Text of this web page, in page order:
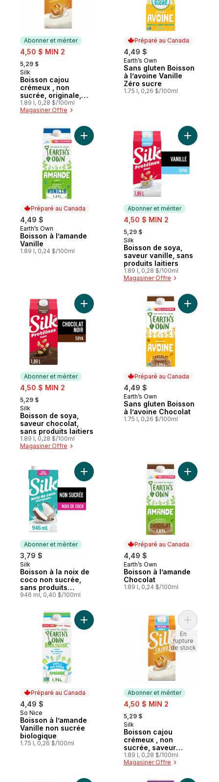
Abonner et mériter
sale:
4,50 $ MIN 2
, formerly:
5,29 $
Abonner et mériter
Silk
Boisson cajou
crémeux , non
sucrée, originale,
sans produits laitiers
1.89 l, 0,28 $/100ml
Magasiner Offre
Préparé au Canada
4,49 $
Préparé au Canada
Earth’s Own
Sans gluten Boisson
à l’avoine Vanille
Zéro sucre
1.75 l, 0,26 $/100ml
Préparé au Canada
4,49 $
Préparé au Canada
Earth’s Own
Boisson à l’amande
Vanille
1.89 l, 0,24 $/100ml
Ajouter Boisson à l’amande Vanille au
Abonner et mériter
sale:
4,50 $ MIN 2
, formerly:
5,29 $
Abonner et mériter
Silk
Boisson de soya,
saveur vanille, sans
produits laitiers
1.89 l, 0,28 $/100ml
Magasiner Offre
Ajouter
Abonner et mériter
sale:
4,50 $ MIN 2
, formerly:
5,29 $
Abonner et mériter
Silk
Boisson de soya,
saveur chocolat,
sans produits laitiers
1.89 l, 0,28 $/100ml
Magasiner Offre
Ajouter Boisson de soya, saveur
Préparé au Canada
4,49 $
Préparé au Canada
Earth’s Own
Sans gluten Boisson
à l’avoine Chocolat
1.75 l, 0,26 $/100ml
Ajouter
Abonner et mériter
3,79 $
Abonner et mériter
Silk
Boisson à la noix de
coco non sucrée,
sans produits
laitiers, longue
946 ml, 0,40 $/100ml
Ajouter Boisson à la noix de coco non
Préparé au Canada
4,49 $
Préparé au Canada
Earth’s Own
Boisson à l’amande
Chocolat
1.89 l, 0,24 $/100ml
Ajouter
Préparé au Canada
4,49 $
Préparé au Canada
So Nice
Boisson à l’amande
Vanille non sucrée
biologique
1.75 l, 0,26 $/100ml
Ajouter Boisson à l’amande Vanille non
Abonner et mériter
sale:
4,50 $ MIN 2
, formerly:
5,29 $
Abonner et mériter
Silk
Boisson cajou
crémeux , non
sucrée, saveur
vanille
1.89 l, 0,28 $/100ml
Magasiner Offre
Ajouter
En
rupture
de stock